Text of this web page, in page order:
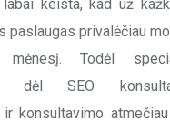
keista, kad už
paslaugas privalėčiau
Todėl
dėl SEO
ir konsultavimo